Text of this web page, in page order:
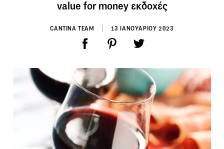
value for money εκδοχές
CANTINA TEAM 13 ΙΑΝΟΥΑΡΙΟΥ 2023